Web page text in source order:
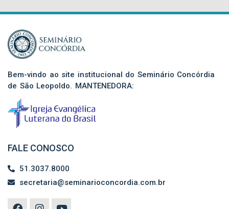
Bem-vindo ao site institucional do Seminário Concórdia
de São Leopoldo. MANTENEDORA:
FALE CONOSCO
51.3037.8000
secretaria@seminarioconcordia.com.br